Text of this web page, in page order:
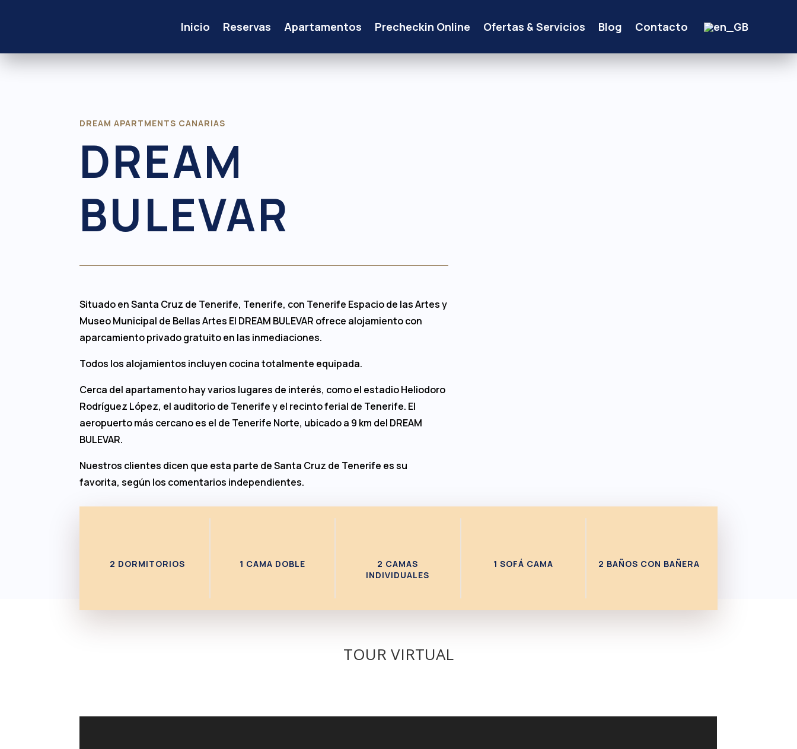
Inicio Reservas Apartamentos Precheckin Online Ofertas & Servicios Blog Contacto
DREAM APARTMENTS CANARIAS
DREAM
BULEVAR
Situado en Santa Cruz de Tenerife, Tenerife, con Tenerife Espacio de las Artes y
Museo Municipal de Bellas Artes El DREAM BULEVAR ofrece alojamiento con
aparcamiento privado gratuito en las inmediaciones.
Todos los alojamientos incluyen cocina totalmente equipada.
Cerca del apartamento hay varios lugares de interés, como el estadio Heliodoro
Rodríguez López, el auditorio de Tenerife y el recinto ferial de Tenerife. El
aeropuerto más cercano es el de Tenerife Norte, ubicado a 9 km del DREAM
BULEVAR.
Nuestros clientes dicen que esta parte de Santa Cruz de Tenerife es su
favorita, según los comentarios independientes.
2 DORMITORIOS 1 CAMA DOBLE
2 CAMAS
INDIVIDUALES
1 SOFÁ CAMA 2 BAÑOS CON BAÑERA
TOUR VIRTUAL